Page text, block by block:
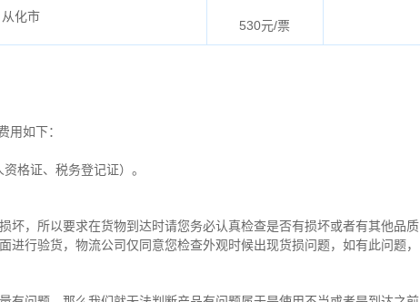
化市
530元/票
用如下：
格证、税务登记证）。
，所以要求在货物到达时请您务必认真检查是否有损坏或者有其他品质
行验货，物流公司仅同意您检查外观时候出现货损问题，如有此问题，